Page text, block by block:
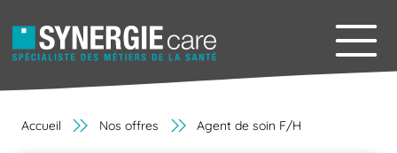
Accueil Nos offres Agent de soin F/H